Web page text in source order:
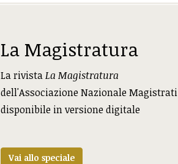
La Magistratura
La rivistaLa Magistratura
dell'Associazione Nazionale Magistrati
disponibile in versione digitale
Vai allo speciale